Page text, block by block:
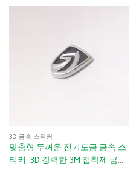
3D 금속 스티커
맞춤형 두꺼운 전기도금 금속 스
티커: 3D 강력한 3M 접착제 금속